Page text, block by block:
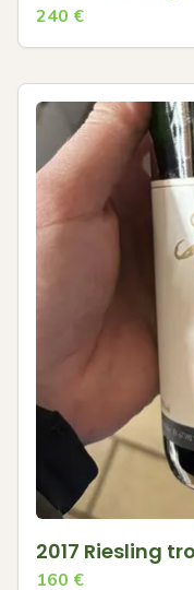
240 €
2017 Riesling
160 €